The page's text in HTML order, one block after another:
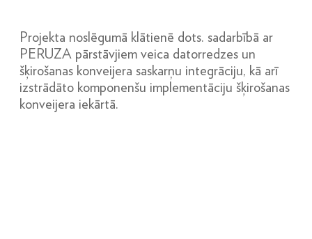
Projekta noslēgumā klātienē dots. sadarbībā ar
PERUZA pārstāvjiem veica datorredzes un
šķirošanas konveijera saskarņu integrāciju, kā arī
izstrādāto komponenšu implementāciju šķirošanas
konveijera iekārtā.